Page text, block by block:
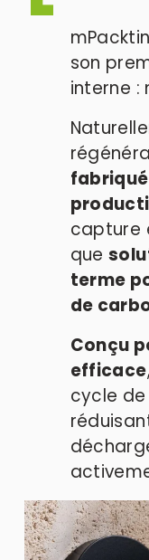
son
interne :
capture
que
terme
de
Conçu
efficace
cycle